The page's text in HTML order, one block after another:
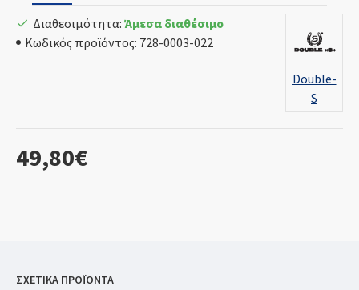
49,80€
Διαθεσιμότητα: Άμεσα διαθέσιμο
Κωδικός προϊόντος: 728-0003-022
Double-
S
ΣΧΕΤΙΚΑ ΠΡΟΪΟΝΤΑ